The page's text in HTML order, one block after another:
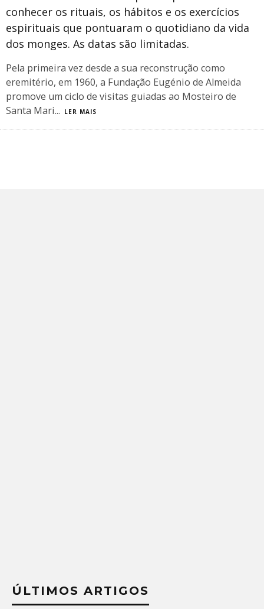
conhecer os rituais, os hábitos e os exercícios
espirituais que pontuaram o quotidiano da vida
dos monges. As datas são limitadas.
Pela primeira vez desde a sua reconstrução como
eremitério, em 1960, a Fundação Eugénio de Almeida
promove um ciclo de visitas guiadas ao Mosteiro de
Santa Mari... LER MAIS
ÚLTIMOS ARTIGOS